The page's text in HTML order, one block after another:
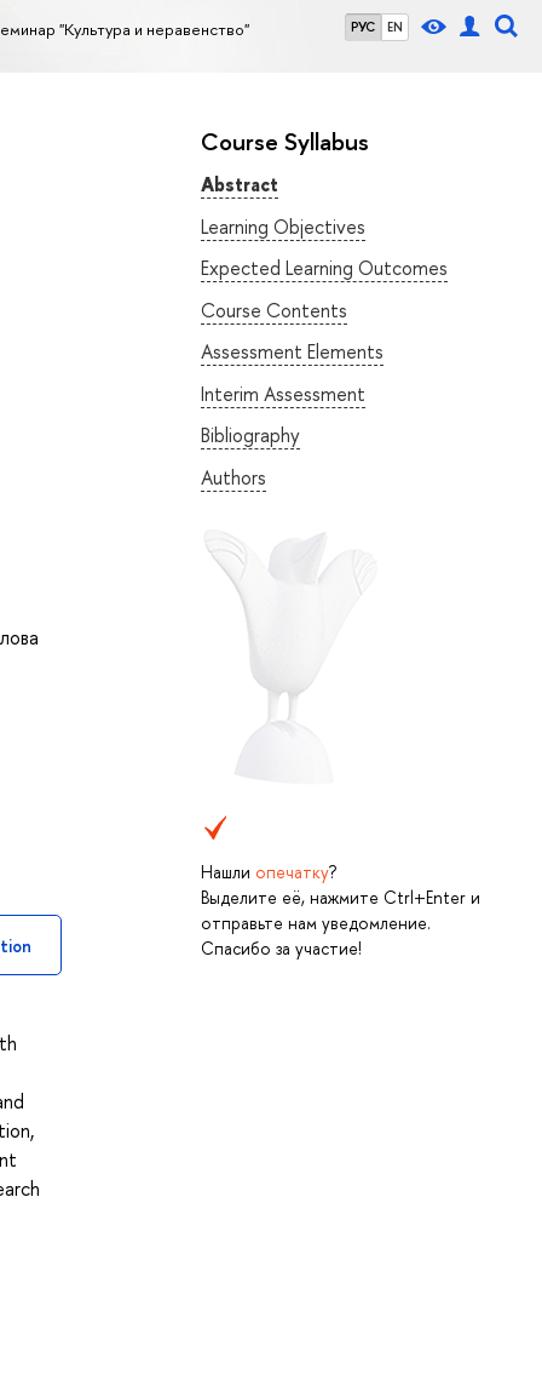
РУС EN
"Культура и неравенство"
Course Syllabus
Abstract
Learning Objectives
Expected Learning Outcomes
Course Contents
Assessment Elements
Interim Assessment
Bibliography
Authors
Нашли опечатку?
Выделите её, нажмите Ctrl+Enter и
отправьте нам уведомление.
Спасибо за участие!